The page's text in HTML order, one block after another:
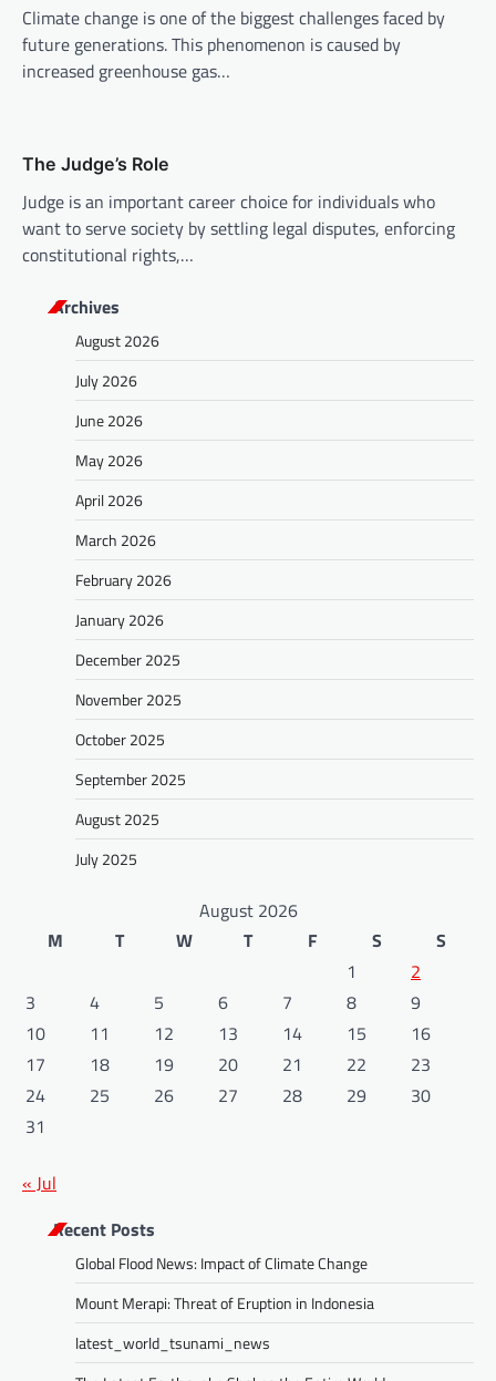
Climate change is one of the biggest challenges faced by
future generations. This phenomenon is caused by
increased greenhouse gas…
The Judge’s Role
Judge is an important career choice for individuals who
want to serve society by settling legal disputes, enforcing
constitutional rights,…
Archives
August 2026
July 2026
June 2026
May 2026
April 2026
March 2026
February 2026
January 2026
December 2025
November 2025
October 2025
September 2025
August 2025
July 2025
August 2026
M
T W T F S
S
1
2
3
4 5 6 7 8
9
10
11 12 13 14 15
16
17
18 19 20 21 22
23
24
25 26 27 28 29
30
31
« Jul
Recent Posts
Global Flood News: Impact of Climate Change
Mount Merapi: Threat of Eruption in Indonesia
latest_world_tsunami_news